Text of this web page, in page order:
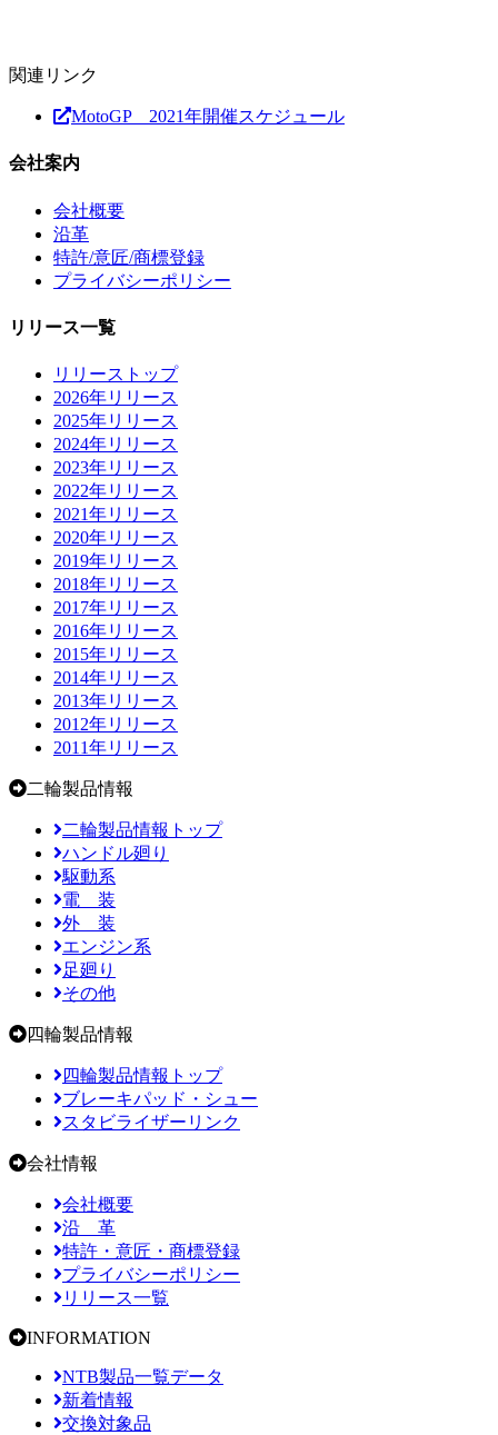
関連リンク
MotoGP 2021年開催スケジュール
会社案内
会社概要
沿革
特許/意匠/商標登録
プライバシーポリシー
リリース一覧
リリーストップ
2026年リリース
2025年リリース
2024年リリース
2023年リリース
2022年リリース
2021年リリース
2020年リリース
2019年リリース
2018年リリース
2017年リリース
2016年リリース
2015年リリース
2014年リリース
2013年リリース
2012年リリース
2011年リリース
二輪製品情報
二輪製品情報トップ
ハンドル廻り
駆動系
電 装
外 装
エンジン系
足廻り
その他
四輪製品情報
四輪製品情報トップ
ブレーキパッド・シュー
スタビライザーリンク
会社情報
会社概要
沿 革
特許・意匠・商標登録
プライバシーポリシー
リリース一覧
INFORMATION
NTB製品一覧データ
新着情報
交換対象品